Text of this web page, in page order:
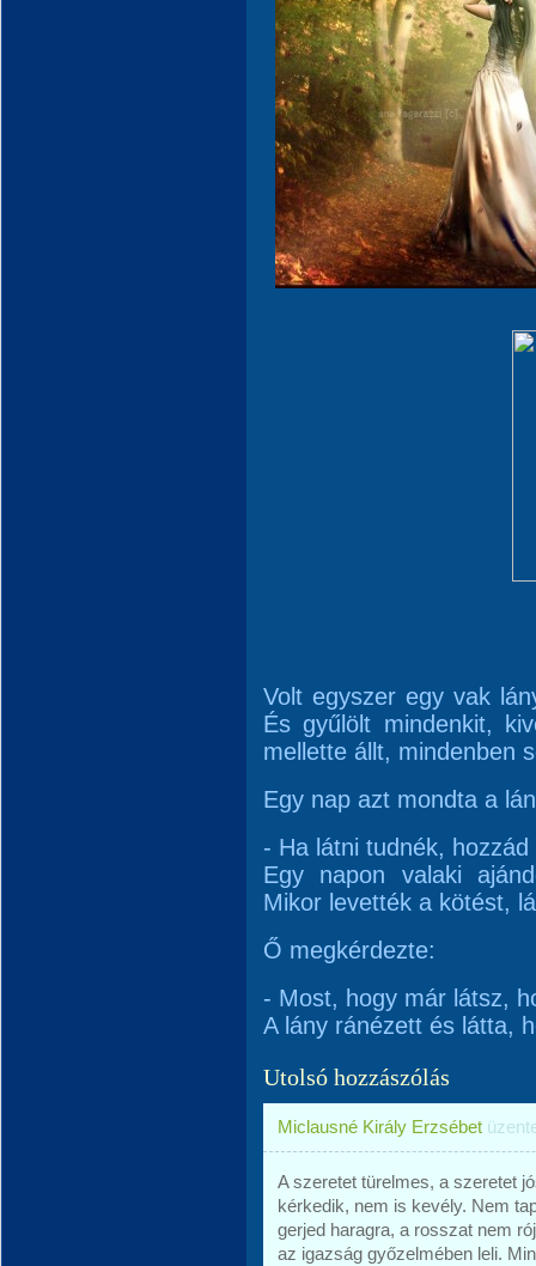
Volt egyszer egy vak
És gyűlölt mindenkit,
mellette állt, mindenben
Egy nap azt mondta a
- Ha látni tudnék,
Egy napon valaki
Mikor levették a kötést,
Ő megkérdezte:
- Most, hogy már látsz,
A lány ránézett és látta,
Utolsó hozzászólás
Miclausné Király Erzsébet
A szeretet türelmes, a szeretet
kérkedik, nem is kevély. Nem
gerjed haragra, a rosszat nem
az igazság győzelmében leli.